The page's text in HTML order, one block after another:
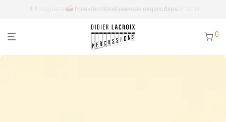
Près de 150 références disponibles
0